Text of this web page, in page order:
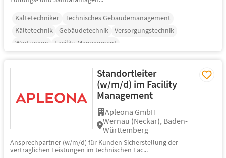
Kältetechniker
Technisches Gebäudemanagement
Kältetechnik
Gebäudetechnik
Versorgungstechnik
Wartungen
Facility Management
Standortleiter
(w/m/d) im Facility
Management
Apleona GmbH
Wernau (Neckar), Baden-
Württemberg
Ansprechpartner (w/m/d) für Kunden Sicherstellung der
vertraglichen Leistungen im technischen Fac...